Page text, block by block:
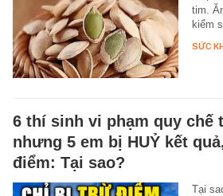
tim.
kiểm
SỨC
6 thí sinh vi phạm quy chế
nhưng 5 em bị HUỶ kết
điểm: Tại sao?
Tại